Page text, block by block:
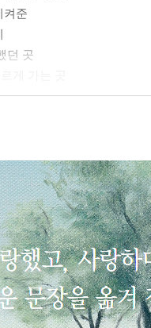
켜준
던 곳
떤 이에게만 허락되는
가?
수 있었는가?
할 수 있는 것
마
라면
운가, 얼마나 고요한가
러 동에서 서로